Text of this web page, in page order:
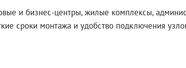
и бизнес-центры, жилые комплексы,
сроки монтажа и удобство подключения